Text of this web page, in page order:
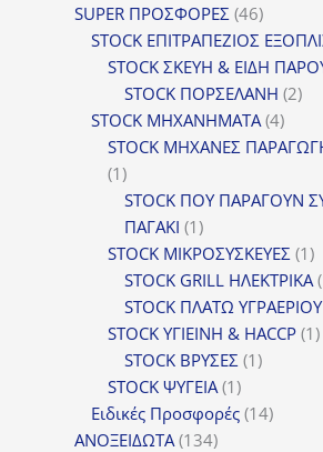
προϊόντα
SUPER ΠΡΟΣΦΟΡΕΣ 4646
STOCK ΕΠΙΤΡΑΠΕΖΙΟΣ
STOCK ΣΚΕΥΗ & ΕΙΔΗ
STOCK ΠΟΡΣΕΛΑΝΗ 22
STOCK ΜΗΧΑΝΗΜΑΤΑ 44
STOCK ΜΗΧΑΝΕΣ
11
προϊόν
STOCK ΠΟΥ ΠΑΡΑΓΟΥΝ
ΠΑΓΑΚΙ 11
προϊόν
STOCK ΜΙΚΡΟΣΥΣΚΕΥΕΣ 11
STOCK GRILL ΗΛΕΚΤΡΙΚΑ
STOCK ΠΛΑΤΩ ΥΓΡΑΕΡΙΟΥ
STOCK ΥΓΙΕΙΝΗ & HACCP 11
STOCK ΒΡΥΣΕΣ 11
STOCK ΨΥΓΕΙΑ 11
προϊόν
Ειδικές Προσφορές 1414
ΑΝΟΞΕΙΔΩΤΑ 134134